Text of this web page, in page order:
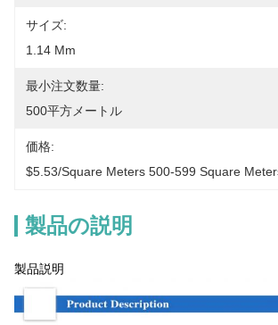
サイズ:
1.14 Mm
最小注文数量:
500平方メートル
価格:
$5.53/square Meters 500-599 Square
製品の説明
製品説明